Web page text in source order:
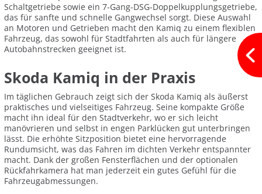
Schaltgetriebe sowie ein 7-Gang-DSG-Doppelkupplungsgetriebe,
das für sanfte und schnelle Gangwechsel sorgt. Diese Auswahl
an Motoren und Getrieben macht den Kamiq zu einem flexiblen
Fahrzeug, das sowohl für Stadtfahrten als auch für längere
Autobahnstrecken geeignet ist.
Skoda Kamiq in der Praxis
Im täglichen Gebrauch zeigt sich der Skoda Kamiq als äußerst
praktisches und vielseitiges Fahrzeug. Seine kompakte Größe
macht ihn ideal für den Stadtverkehr, wo er sich leicht
manövrieren und selbst in engen Parklücken gut unterbringen
lässt. Die erhöhte Sitzposition bietet eine hervorragende
Rundumsicht, was das Fahren im dichten Verkehr entspannter
macht. Dank der großen Fensterflächen und der optionalen
Rückfahrkamera hat man jederzeit ein gutes Gefühl für die
Fahrzeugabmessungen.